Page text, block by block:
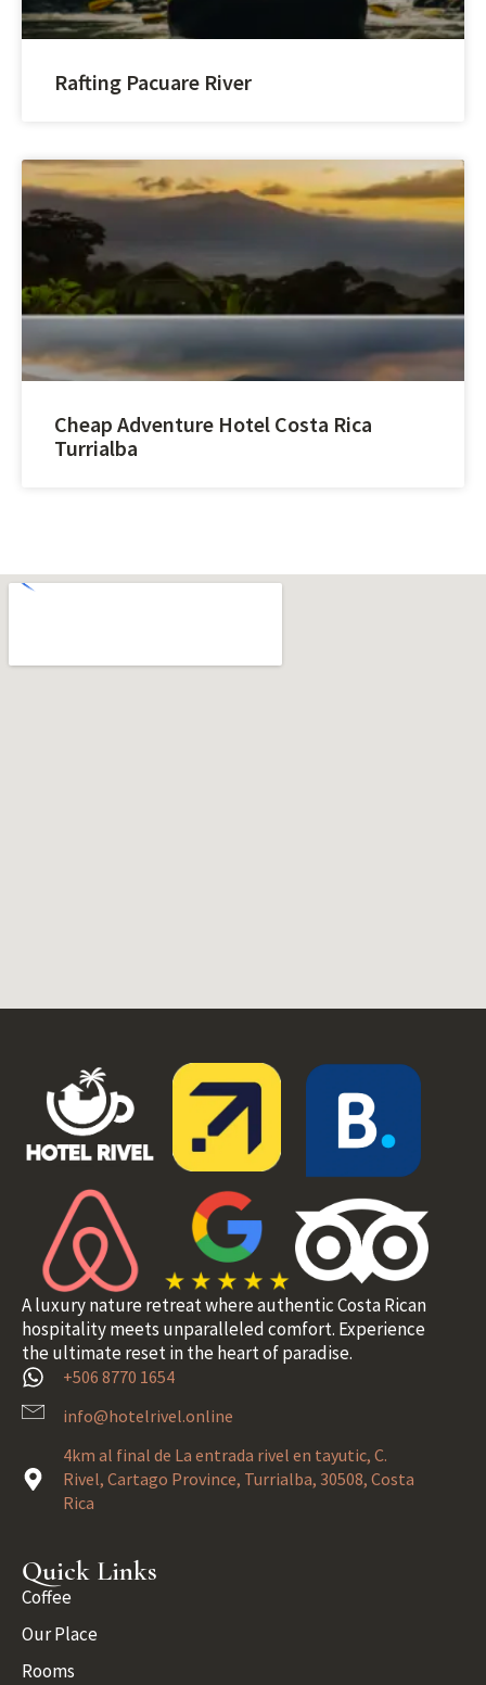
Rafting Pacuare River
Cheap Adventure Hotel Costa Rica
Turrialba
A luxury nature retreat where authentic Costa Rican
hospitality meets unparalleled comfort. Experience
the ultimate reset in the heart of paradise.
+506 8770 1654
info@hotelrivel.online
4km al final de La entrada rivel en tayutic, C.
Rivel, Cartago Province, Turrialba, 30508, Costa
Rica
Quick Links
Coffee
Our Place
Rooms